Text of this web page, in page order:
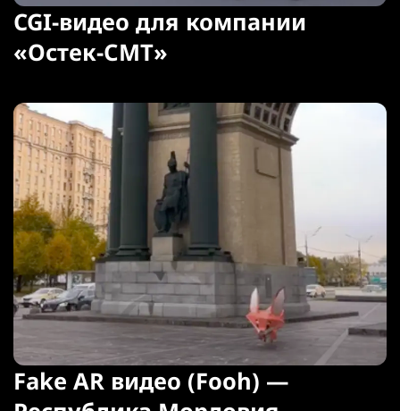
CGI-видео для компании
«Остек-СМТ»
Fake AR видео (Fooh) —